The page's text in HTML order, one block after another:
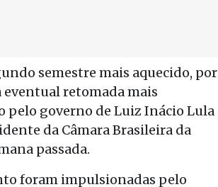
semestre mais aquecido, por
retomada mais
pelo governo de Luiz Inácio Lula
da Câmara Brasileira da
passada.
foram impulsionadas pelo